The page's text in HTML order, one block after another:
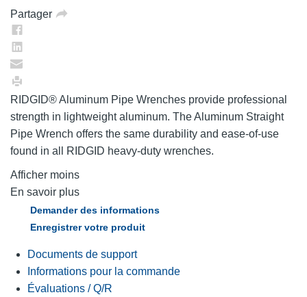
Partager
RIDGID® Aluminum Pipe Wrenches provide professional
strength in lightweight aluminum. The Aluminum Straight
Pipe Wrench offers the same durability and ease-of-use
found in all RIDGID heavy-duty wrenches.
Afficher moins
En savoir plus
Demander des informations
Enregistrer votre produit
Documents de support
Informations pour la commande
Évaluations / Q/R